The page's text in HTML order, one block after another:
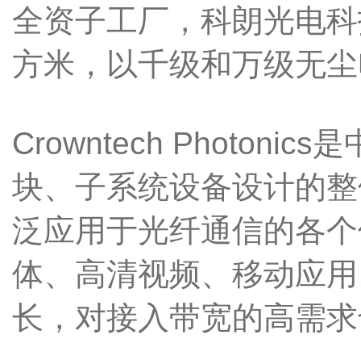
全资子工厂，科朗光电
方米，以千级和万级无
Crowntech Photonics是
块、子系统设备设计的
泛应用于光纤通信的各
体、高清视频、移动应
长，对接入带宽的高需